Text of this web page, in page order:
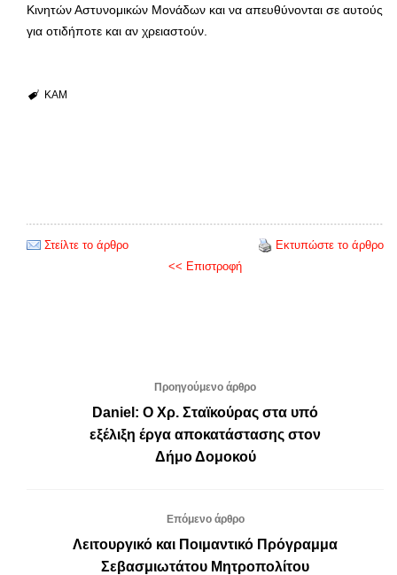
Κινητών Αστυνομικών Μονάδων και να απευθύνονται σε αυτούς
για οτιδήποτε και αν χρειαστούν.
ΚΑΜ
Στείλτε το άρθρο
Εκτυπώστε το άρθρο
<< Επιστροφή
Προηγούμενο άρθρο
Daniel: Ο Χρ. Σταϊκούρας στα υπό
εξέλιξη έργα αποκατάστασης στον
Δήμο Δομοκού
Επόμενο άρθρο
Λειτουργικό και Ποιμαντικό Πρόγραμμα
Σεβασμιωτάτου Μητροπολίτου